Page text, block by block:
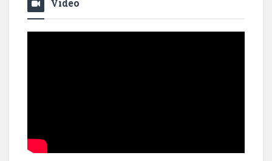
Video